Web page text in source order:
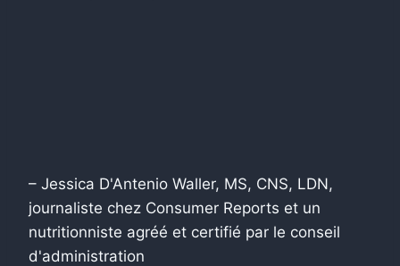
– Jessica D'Antenio Waller, MS, CNS, LDN,
journaliste chez Consumer Reports et un
nutritionniste agréé et certifié par le conseil
d'administration